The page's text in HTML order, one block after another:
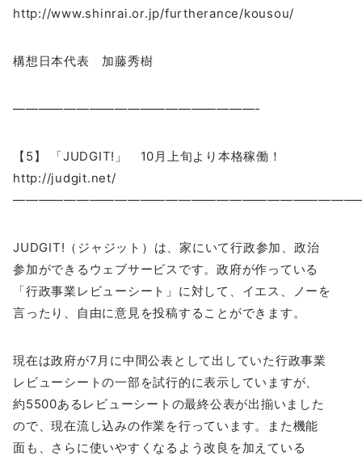
http://www.shinrai.or.jp/furtherance/kousou/
構想日本代表 加藤秀樹
———————————————————-
【5】 「JUDGIT!」 10月上旬より本格稼働！
http://judgit.net/
JUDGIT!（ジャジット）は、家にいて行政参加、政治
参加ができるウェブサービスです。政府が作っている
「行政事業レビューシート」に対して、イエス、ノーを
言ったり、自由に意見を投稿することができます。
現在は政府が7月に中間公表として出していた行政事業
レビューシートの一部を試行的に表示していますが、
約5500あるレビューシートの最終公表が出揃いました
ので、現在流し込みの作業を行っています。また機能
面も、さらに使いやすくなるよう改良を加えている